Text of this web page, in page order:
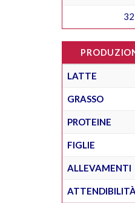
LATTE
GRASSO
PROTEINE
FIGLIE
ALLEVAMENTI
ATTENDIBILITÀ